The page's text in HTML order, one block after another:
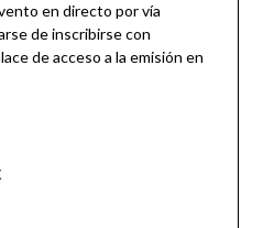
en directo por vía
de inscribirse con
de acceso a la emisión en